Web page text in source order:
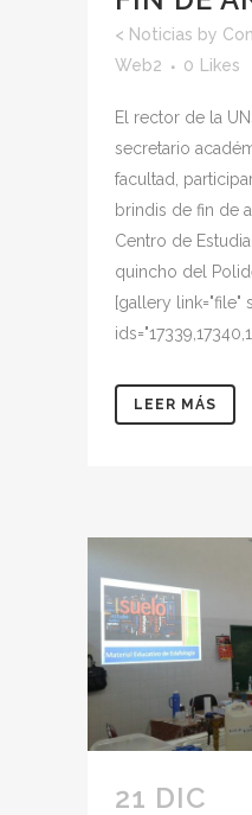
< Noticias by
Web2
0 Likes
El rector de la
secretario
facultad,
brindis de fin de
Centro de
quincho del
[gallery link="file"
LEER MÁS
21 DIC